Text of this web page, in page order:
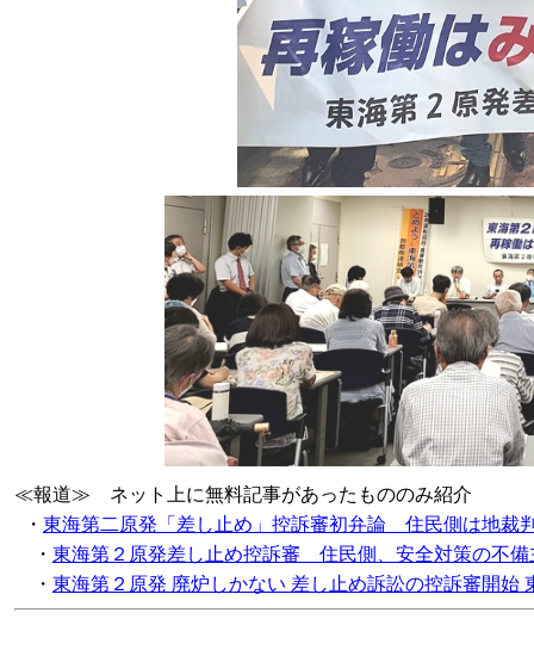
≪報道≫ ネット上に無料記事があったもののみ紹介
・ 東海第二原発「差し止め」控訴審初弁論 住民側は地裁
・ 東海第２原発差し止め控訴審 住民側、安全対策の不
・ 東海第２原発 廃炉しかない 差し止め訴訟の控訴審開始